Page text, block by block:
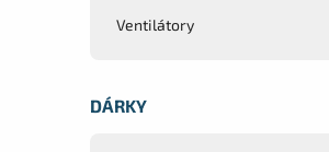
Ventilátory
DÁRKY